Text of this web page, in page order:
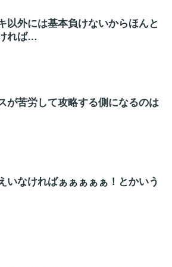
以外には基本負けないからほんと
れば…
が苦労して攻略する側になるのは
いなければぁぁぁぁぁ！とかいう